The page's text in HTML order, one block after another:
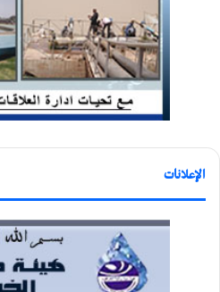
الإعلانات